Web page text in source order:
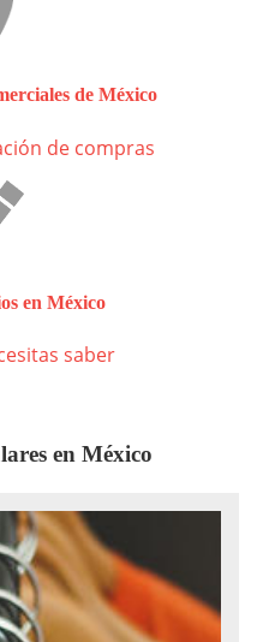
de México
de compras
en México
saber
en México